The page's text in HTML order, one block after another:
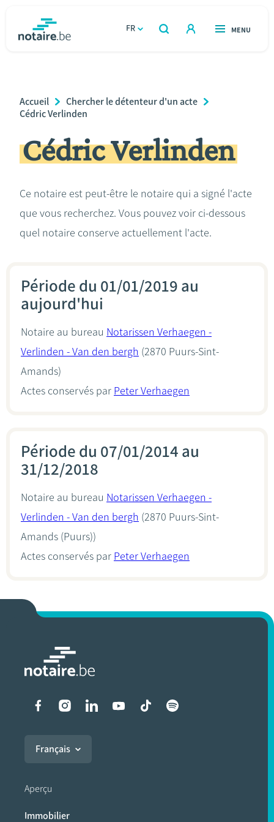
FR
OUVERT
RECHERCHER
OUVERT
MENU
Relations et vivre ensemble
Héritage et donations
Le notaire
Breadcrumb
Accueil
Chercher le détenteur d'un acte
Cédric Verlinden
Cédric Verlinden
Ce notaire est peut-être le notaire qui a signé l'acte
que vous recherchez. Vous pouvez voir ci-dessous
quel notaire conserve actuellement l'acte.
Période du 01/01/2019 au
aujourd'hui
Notaire au bureau Notarissen Verhaegen -
Verlinden - Van den bergh (2870 Puurs-Sint-
Amands)
Actes conservés par Peter Verhaegen
Période du 07/01/2014 au
31/12/2018
Notaire au bureau Notarissen Verhaegen -
Verlinden - Van den bergh (2870 Puurs-Sint-
Amands (Puurs))
Actes conservés par Peter Verhaegen
Liens vers les réseaux
Français
Aperçu
Immobilier